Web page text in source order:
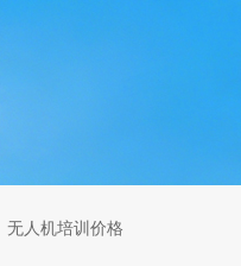
无人机培训价格